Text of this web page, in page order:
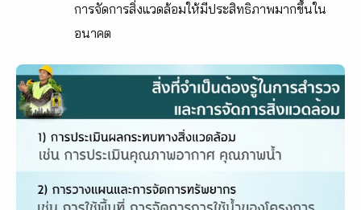
การจัดการสิ่งแวดล้อมให้มีประสิทธิภาพมากขึ้นใน
อนาคต